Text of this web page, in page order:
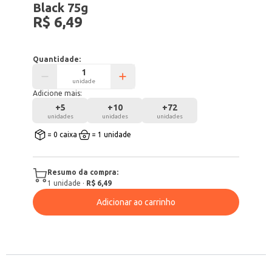
Black 75g
R$ 6,49
Quantidade:
unidade
Adicione mais:
+5
unidades
+10
unidades
+72
unidades
= 0 caixa = 1 unidade
Resumo da compra:
1 unidade · R$ 6,49
Adicionar ao carrinho